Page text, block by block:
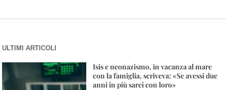
ULTIMI ARTICOLI
Isis e neonazismo, in vacanza al mare
con la famiglia, scriveva: «Se avessi due
anni in più sarei con loro»